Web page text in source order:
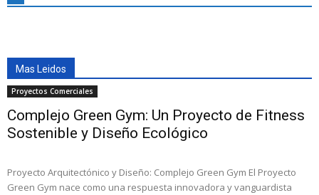
Mas Leidos
Proyectos Comerciales
Complejo Green Gym: Un Proyecto de Fitness
Sostenible y Diseño Ecológico
Proyecto Arquitectónico y Diseño: Complejo Green Gym El Proyecto
Green Gym nace como una respuesta innovadora y vanguardista